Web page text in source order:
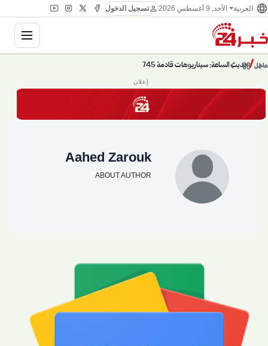
language العربية الأحد, 9 أغسطس 2026 personتسجيل الدخول
عاجل/حديث الساعة: سيناريوهات قادمة 745 chevron_right
pause
chevron_left
إعلان
Aahed Zarouk
ABOUT AUTHOR